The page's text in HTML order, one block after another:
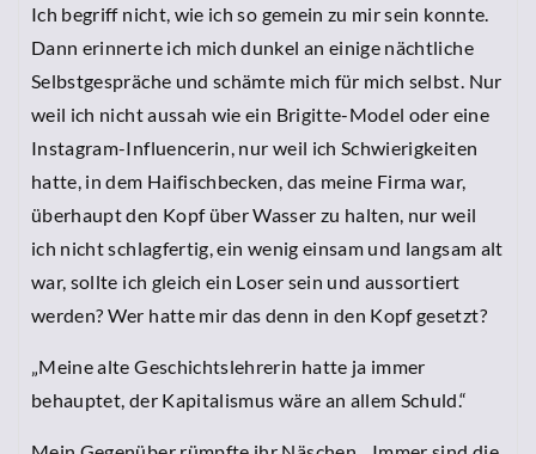
Ich begriff nicht, wie ich so gemein zu mir sein konnte.
Dann erinnerte ich mich dunkel an einige nächtliche
Selbstgespräche und schämte mich für mich selbst. Nur
weil ich nicht aussah wie ein Brigitte-Model oder eine
Instagram-Influencerin, nur weil ich Schwierigkeiten
hatte, in dem Haifischbecken, das meine Firma war,
überhaupt den Kopf über Wasser zu halten, nur weil
ich nicht schlagfertig, ein wenig einsam und langsam alt
war, sollte ich gleich ein Loser sein und aussortiert
werden? Wer hatte mir das denn in den Kopf gesetzt?
„Meine alte Geschichtslehrerin hatte ja immer
behauptet, der Kapitalismus wäre an allem Schuld.“